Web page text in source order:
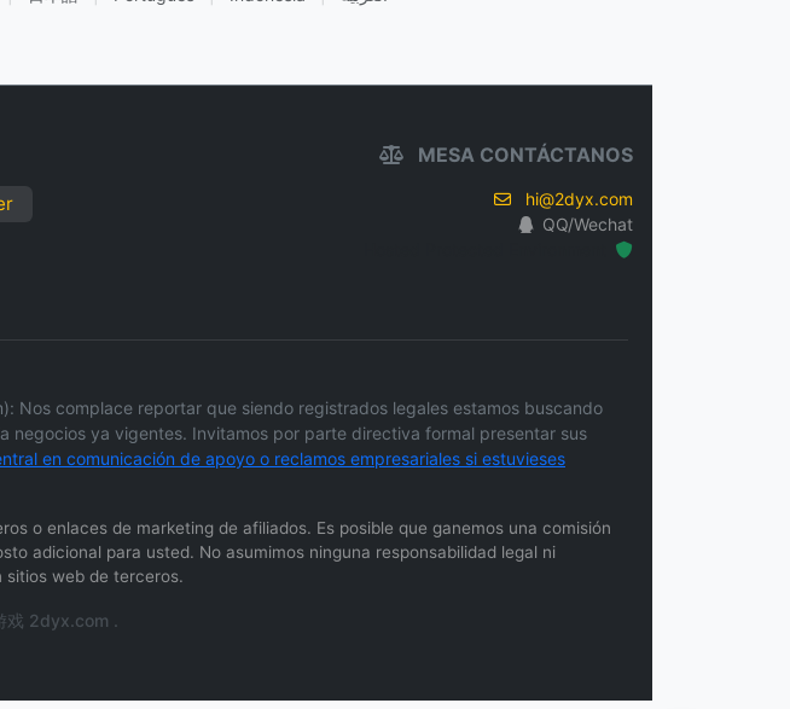
MESA CONTÁCTANOS
hi@2dyx.com
QQ/Wechat
Nos complace reportar que siendo registrados legales estamos buscando
negocios ya vigentes. Invitamos por parte directiva formal presentar sus
en comunicación de apoyo o reclamos empresariales si estuvieses
o enlaces de marketing de afiliados. Es posible que ganemos una comisión
adicional para usted. No asumimos ninguna responsabilidad legal ni
sitios web de terceros.
2dyx.com .